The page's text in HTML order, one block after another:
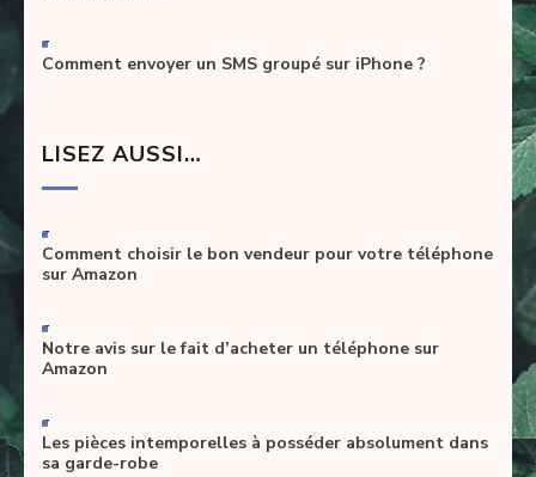
-
Comment envoyer un SMS groupé sur iPhone ?
LISEZ AUSSI…
-
Comment choisir le bon vendeur pour votre téléphone
sur Amazon
-
Notre avis sur le fait d’acheter un téléphone sur
Amazon
-
Les pièces intemporelles à posséder absolument dans
sa garde-robe